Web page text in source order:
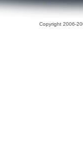
Copyright 2006-